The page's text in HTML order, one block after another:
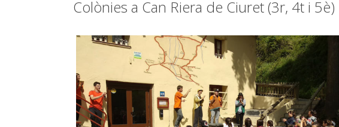
Colònies a Can Riera de Ciuret (3r, 4t i 5è)